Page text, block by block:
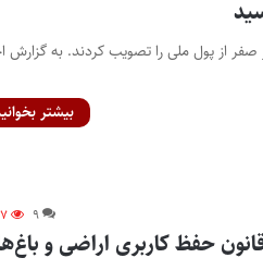
از پول ملی را تصویب کردند. به گزارش
بیشتر
۹